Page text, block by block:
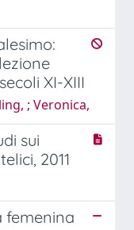
XI-XIII
; Veronica,
sui
2011
femenina